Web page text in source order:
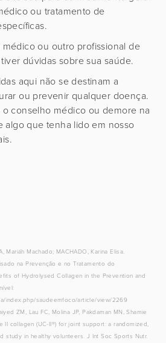
ou tratamento de
ou outro profissional de
dúvidas sobre sua saúde.
aqui não se destinam a
ou prevenir qualquer doença.
conselho médico ou demore na
algo que tenha lido em nosso
Mariáh Machado; MACHADO, Karina Elisa.
na Prevenção e no Tratamento do
of Hydrolysed Collagen in the Prevention and
index.php/saudeemfoco/article/view/2269
ZM, Lau FC, Molina JP, Pakdaman MN, Shamie
II collagen (UC-II®) for joint support: a randomized,
study in healthy volunteers. J Int Soc Sports Nutr.